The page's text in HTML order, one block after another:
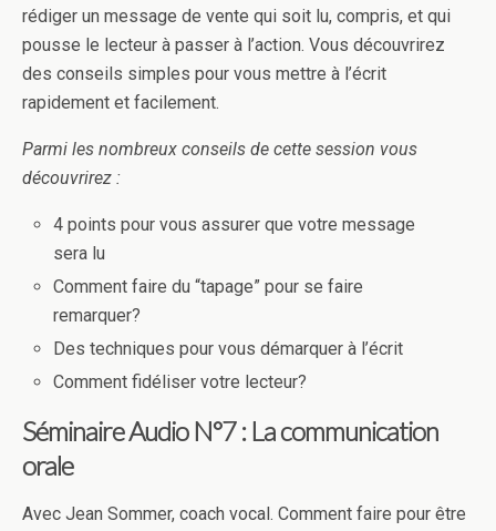
rédiger un message de vente qui soit lu, compris, et qui
pousse le lecteur à passer à l’action. Vous découvrirez
des conseils simples pour vous mettre à l’écrit
rapidement et facilement.
Parmi les nombreux conseils de cette session vous
découvrirez :
4 points pour vous assurer que votre message
sera lu
Comment faire du “tapage” pour se faire
remarquer?
Des techniques pour vous démarquer à l’écrit
Comment fidéliser votre lecteur?
Séminaire Audio N°7 : La communication
orale
Avec Jean Sommer, coach vocal. Comment faire pour être